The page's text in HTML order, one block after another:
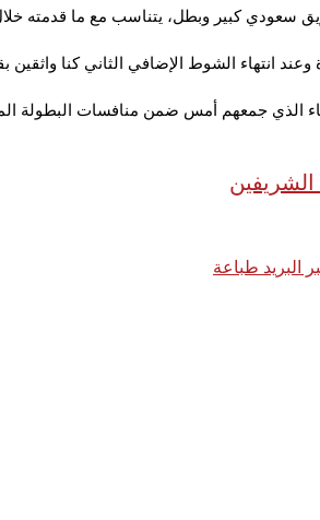
سعودي كبير وبطل، يتناسب مع ما قدمته
انتهاء الشوط الإضافي الثاني كنا واثقين
البريد طباعة